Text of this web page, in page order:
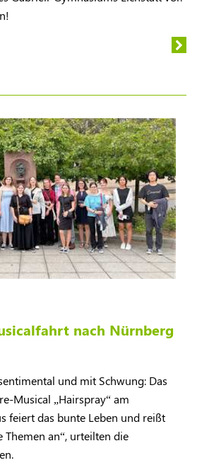
nach Nürnberg
und mit Schwung: Das
Musical „Hairspray“ am
feiert das bunte Leben und reißt
Themen an“, urteilten die